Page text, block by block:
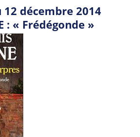
12 décembre 2014
: « Frédégonde »